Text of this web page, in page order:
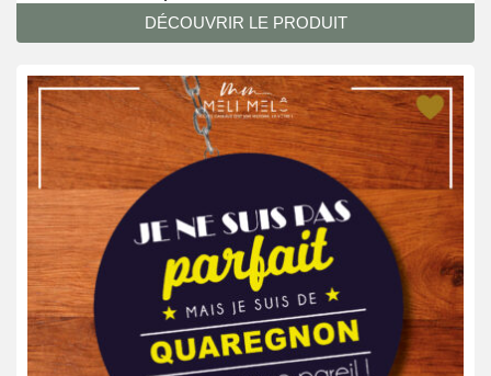
DÉCOUVRIR LE PRODUIT